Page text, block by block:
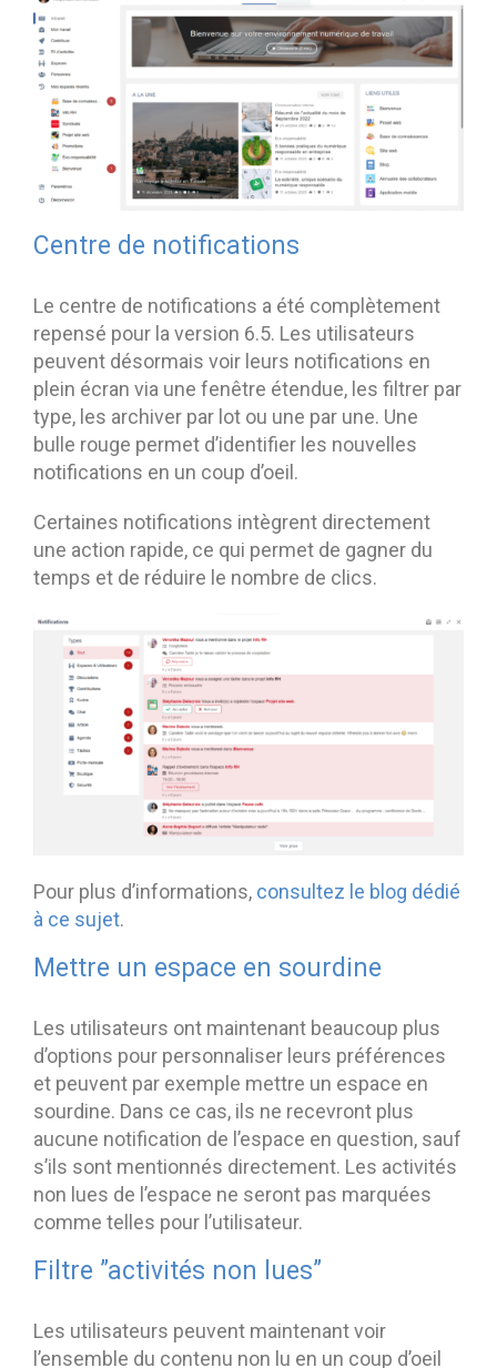
Centre de notifications
Le centre de notifications a été complètement
repensé pour la version 6.5. Les utilisateurs
peuvent désormais voir leurs notifications en
plein écran via une fenêtre étendue, les filtrer par
type, les archiver par lot ou une par une. Une
bulle rouge permet d’identifier les nouvelles
notifications en un coup d’oeil.
Certaines notifications intègrent directement
une action rapide, ce qui permet de gagner du
temps et de réduire le nombre de clics.
Pour plus d’informations, consultez le blog dédié
à ce sujet.
Mettre un espace en sourdine
Les utilisateurs ont maintenant beaucoup plus
d’options pour personnaliser leurs préférences
et peuvent par exemple mettre un espace en
sourdine. Dans ce cas, ils ne recevront plus
aucune notification de l’espace en question, sauf
s’ils sont mentionnés directement. Les activités
non lues de l’espace ne seront pas marquées
comme telles pour l’utilisateur.
Filtre ”activités non lues”
Les utilisateurs peuvent maintenant voir
l’ensemble du contenu non lu en un coup d’oeil